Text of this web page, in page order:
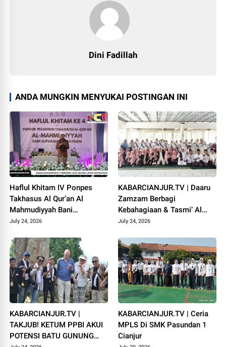
Dini Fadillah
ANDA MUNGKIN MENYUKAI POSTINGAN INI
Haflul Khitam IV Ponpes
Takhasus Al Qur’an Al
Mahmudiyyah Bani
Suparman Assatinem
July 24, 2026
KABARCIANJUR.TV | Daaru
Zamzam Berbagi
Kebahagiaan & Tasmi’ Al
Qur’an Sambut Muharram
July 24, 2026
KABARCIANJUR.TV |
TAKJUB! KETUM PPBI AKUI
POTENSI BATU GUNUNG
KABARCIANJUR.TV | Ceria
MPLS Di SMK Pasundan 1
Cianjur